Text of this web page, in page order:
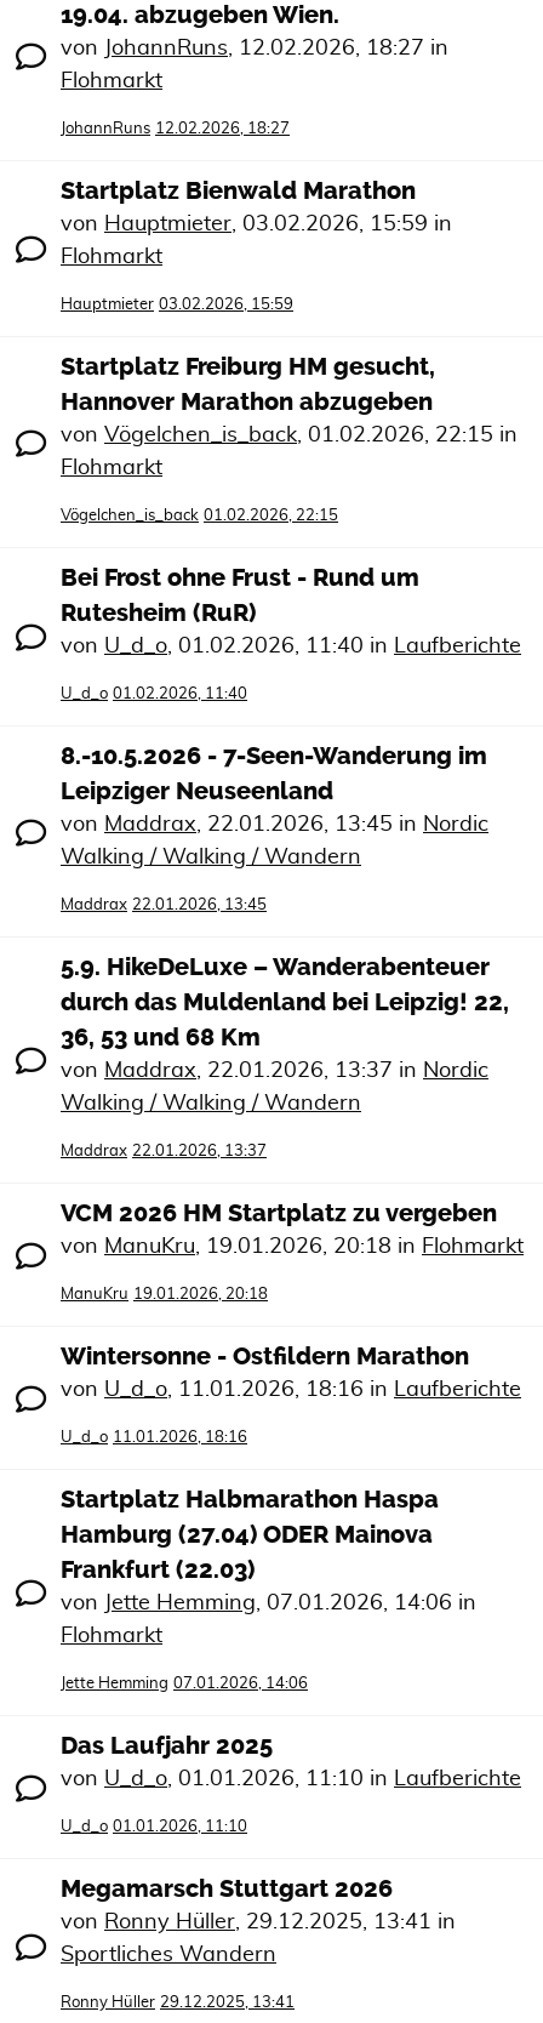
19.04. abzugeben Wien.
von JohannRuns, 12.02.2026, 18:27 in
Flohmarkt
JohannRuns 12.02.2026, 18:27
Startplatz Bienwald Marathon
von Hauptmieter, 03.02.2026, 15:59 in
Flohmarkt
Hauptmieter 03.02.2026, 15:59
Startplatz Freiburg HM gesucht,
Hannover Marathon abzugeben
von Vögelchen_is_back, 01.02.2026, 22:15 in
Flohmarkt
Vögelchen_is_back 01.02.2026, 22:15
Bei Frost ohne Frust - Rund um
Rutesheim (RuR)
von U_d_o, 01.02.2026, 11:40 in Laufberichte
U_d_o 01.02.2026, 11:40
8.-10.5.2026 - 7-Seen-Wanderung im
Leipziger Neuseenland
von Maddrax, 22.01.2026, 13:45 in Nordic
Walking / Walking / Wandern
Maddrax 22.01.2026, 13:45
5.9. HikeDeLuxe – Wanderabenteuer
durch das Muldenland bei Leipzig! 22,
36, 53 und 68 Km
von Maddrax, 22.01.2026, 13:37 in Nordic
Walking / Walking / Wandern
Maddrax 22.01.2026, 13:37
VCM 2026 HM Startplatz zu vergeben
von ManuKru, 19.01.2026, 20:18 in Flohmarkt
ManuKru 19.01.2026, 20:18
Wintersonne - Ostfildern Marathon
von U_d_o, 11.01.2026, 18:16 in Laufberichte
U_d_o 11.01.2026, 18:16
Startplatz Halbmarathon Haspa
Hamburg (27.04) ODER Mainova
Frankfurt (22.03)
von Jette Hemming, 07.01.2026, 14:06 in
Flohmarkt
Jette Hemming 07.01.2026, 14:06
Das Laufjahr 2025
von U_d_o, 01.01.2026, 11:10 in Laufberichte
U_d_o 01.01.2026, 11:10
Megamarsch Stuttgart 2026
von Ronny Hüller, 29.12.2025, 13:41 in
Sportliches Wandern
Ronny Hüller 29.12.2025, 13:41